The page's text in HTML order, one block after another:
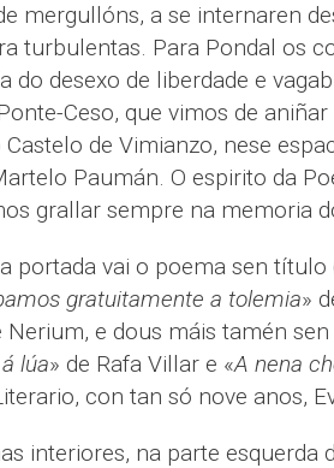
mergullóns, a se internaren
turbulentas. Para Pondal os
do desexo de liberdade e
Ceso, que vimos de
Castelo de Vimianzo, nese
Paumán. O espirito da
grallar sempre na memoria
portada vai o poema sen
gratuitamente a tolemia»
Nerium, e dous máis tamén
lúa» de Rafa Villar e «A nena
con tan só nove anos,
interiores, na parte